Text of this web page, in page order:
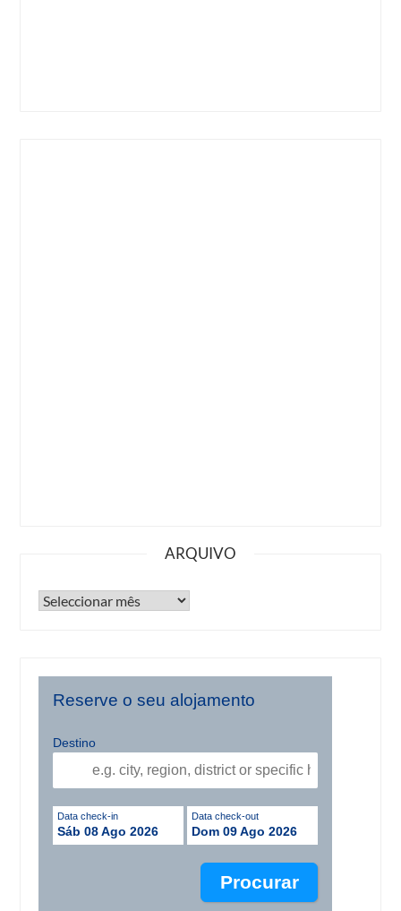
ARQUIVO
Reserve o seu alojamento
Destino
Data check-in
Sáb 08 Ago 2026
Data check-out
Dom 09 Ago 2026